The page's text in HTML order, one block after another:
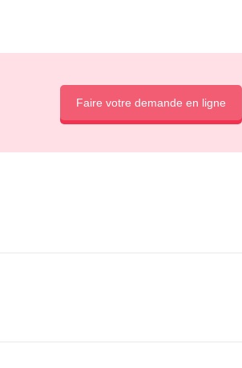
Faire votre demande en ligne